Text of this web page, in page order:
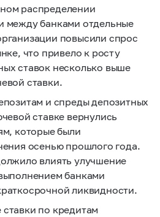
распределении
между банками отдельные
повысили спрос
что привело к росту
ставок несколько выше
ставки.
и спреды депозитных
ставке вернулись
которые были
осенью прошлого года.
влиять улучшение
банками
ликвидности.
по кредитам